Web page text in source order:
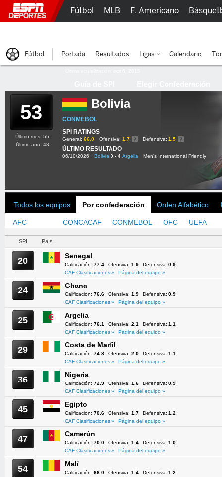
53 Bolivia
CONMEBOL
SPI RATINGS
General: 66.0 Ofensiva: 1.7 Defensiva: 1.5
ÚLTIMO RESULTADO
06/10/2026 Bolivia 0 - 4 Argelia Men's International Friendly
Último mes: 55
Último año: 48
Todos los equipos Por confederación Orden Alfabético
AFC CONCACAF CONMEBOL OFC UEFA
SPI País
20 Senegal
Calificación: 77.4 Ofensiva: 1.9 Defensiva: 0.9
CAF Clasificaciones »
Página del equipo »
24 Ghana
Calificación: 76.6 Ofensiva: 1.9 Defensiva: 0.9
CAF Clasificaciones »
Página del equipo »
25 Argelia
Calificación: 76.1 Ofensiva: 2.1 Defensiva: 1.1
CAF Clasificaciones »
Página del equipo »
29 Costa de Marfil
Calificación: 74.8 Ofensiva: 2.0 Defensiva: 1.1
CAF Clasificaciones »
Página del equipo »
36 Nigeria
Calificación: 72.9 Ofensiva: 1.6 Defensiva: 0.9
CAF Clasificaciones »
Página del equipo »
45 Egipto
Calificación: 70.6 Ofensiva: 1.7 Defensiva: 1.2
CAF Clasificaciones »
Página del equipo »
47 Camerún
Calificación: 70.0 Ofensiva: 1.4 Defensiva: 1.0
CAF Clasificaciones »
Página del equipo »
54 Malí
Calificación: 66.0 Ofensiva: 1.4 Defensiva: 1.2
Fútbol MLB F. Americano
Fútbol Portada Resultados Ligas Calendario